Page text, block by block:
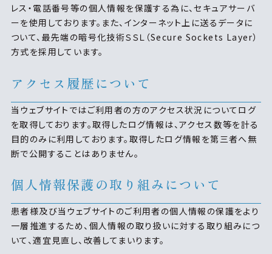
レス・電話番号等の個人情報を保護する為に、セキュアサーバ
ーを使用しております。また、インターネット上に送るデータに
ついて、最先端の暗号化技術ＳＳＬ（Secure Sockets Layer）
方式を採用しています。
アクセス履歴について
当ウェブサイトではご利用者の方のアクセス状況についてログ
を取得しております。取得したログ情報は、アクセス数等を計る
目的のみに利用しております。取得したログ情報を第三者へ無
断で公開することはありません。
個人情報保護の取り組みについて
患者様及び当ウェブサイトのご利用者の個人情報の保護をより
一層推進するため、個人情報の取り扱いに対する取り組みにつ
いて、適宜見直し、改善してまいります。